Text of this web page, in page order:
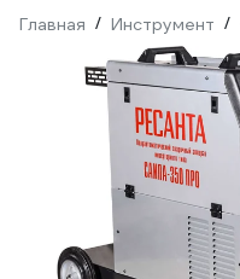
Главная / Инструмент /